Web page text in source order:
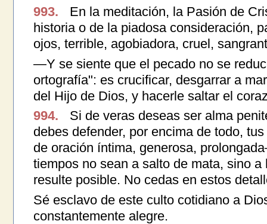
993.
En la meditación, la Pasión de
historia o de la piadosa consideración,
ojos, terrible, agobiadora, cruel,
—Y se siente que el pecado no se
ortografía": es crucificar, desgarrar a
del Hijo de Dios, y hacerle saltar el
994.
Si de veras deseas ser alma
debes defender, por encima de todo,
de oración íntima, generosa,
tiempos no sean a salto de mata, sino
resulte posible. No cedas en estos
Sé esclavo de este culto cotidiano a
constantemente alegre.